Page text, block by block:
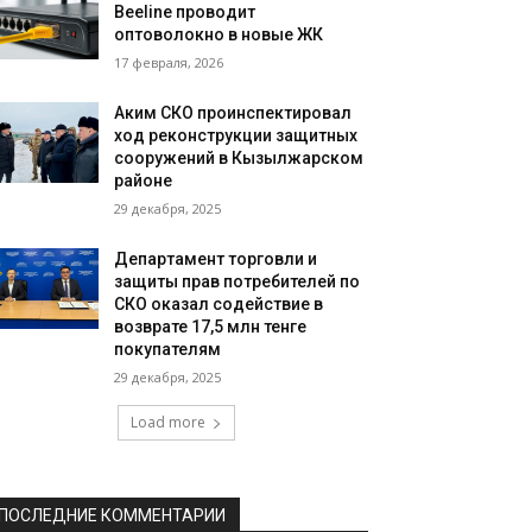
Beeline проводит
оптоволокно в новые ЖК
17 февраля, 2026
Аким СКО проинспектировал
ход реконструкции защитных
сооружений в Кызылжарском
районе
29 декабря, 2025
Департамент торговли и
защиты прав потребителей по
СКО оказал содействие в
возврате 17,5 млн тенге
покупателям
29 декабря, 2025
Load more
КОММЕНТАРИИ